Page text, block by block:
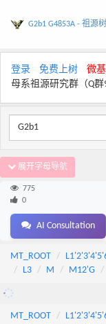
G2b1 G4853A - 祖源
登录 免费上树 微
母系祖源研究群（Q群
展开字母导航
775
0
AI Consultation
MT_ROOT
L3
M M12'G
MT_ROOT